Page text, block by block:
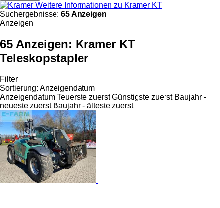
Weitere Informationen zu Kramer KT
Suchergebnisse: 65 Anzeigen
Anzeigen
65 Anzeigen: Kramer KT
Teleskopstapler
Filter
Sortierung: Anzeigendatum
Anzeigendatum Teuerste zuerst Günstigste zuerst Baujahr -
neueste zuerst Baujahr - älteste zuerst